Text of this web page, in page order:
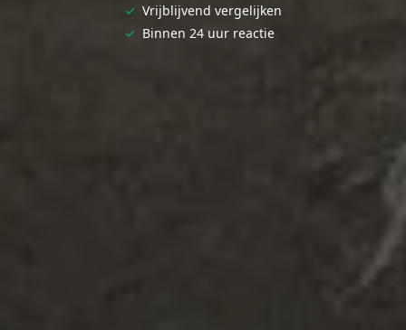
✓ Vrijblijvend vergelijken
✓ Binnen 24 uur reactie